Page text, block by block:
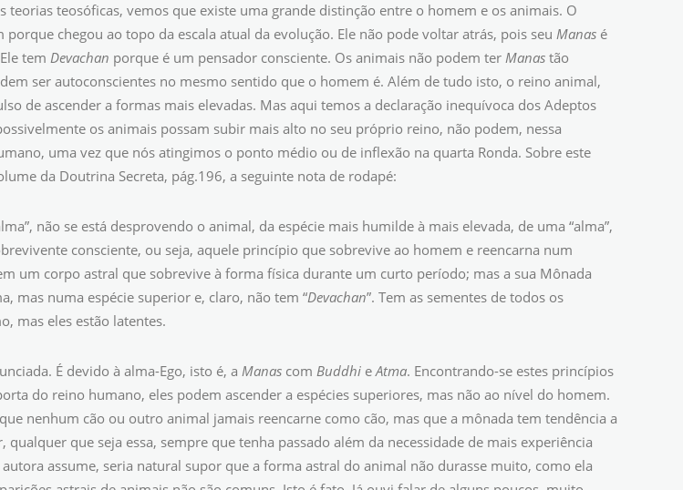
teorias teosóficas, vemos que existe uma grande distinção entre o homem e os animais. O
chegou ao topo da escala atual da evolução. Ele não pode voltar atrás, pois seu Manas é
tem Devachan porque é um pensador consciente. Os animais não podem ter Manas tão
ser autoconscientes no mesmo sentido que o homem é. Além de tudo isto, o reino animal,
de ascender a formas mais elevadas. Mas aqui temos a declaração inequívoca dos Adeptos
os animais possam subir mais alto no seu próprio reino, não podem, nessa
uma vez que nós atingimos o ponto médio ou de inflexão na quarta Ronda. Sobre este
da Doutrina Secreta, pág.196, a seguinte nota de rodapé:
não se está desprovendo o animal, da espécie mais humilde à mais elevada, de uma “alma”,
consciente, ou seja, aquele princípio que sobrevive ao homem e reencarna num
um corpo astral que sobrevive à forma física durante um curto período; mas a sua Mônada
mas numa espécie superior e, claro, não tem “Devachan”. Tem as sementes de todos os
mas eles estão latentes.
É devido à alma-Ego, isto é, a Manas com Buddhi eAtma. Encontrando-se estes princípios
do reino humano, eles podem ascender a espécies superiores, mas não ao nível do homem.
nenhum cão ou outro animal jamais reencarne como cão, mas que a mônada tem tendência a
qualquer que seja essa, sempre que tenha passado além da necessidade de mais experiência
autora assume, seria natural supor que a forma astral do animal não durasse muito, como ela